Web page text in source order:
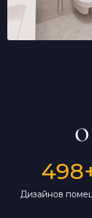
О
498
Дизайнов